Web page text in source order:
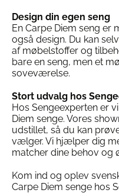
Design din egen seng
En Carpe Diem seng er
også design. Du kan
af møbelstoffer og
bare en seng, men et
soveværelse.
Stort udvalg hos
Hos Sengeexperten er
Diem senge. Vores
udstillet, så du kan
vælger. Vi hjælper dig
matcher dine behov og
Kom ind og oplev
Carpe Diem senge hos